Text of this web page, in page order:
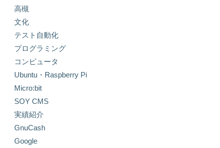
高槻
文化
テスト自動化
プログラミング
コンピュータ
Ubuntu・Raspberry Pi
Micro:bit
SOY CMS
実績紹介
GnuCash
Google